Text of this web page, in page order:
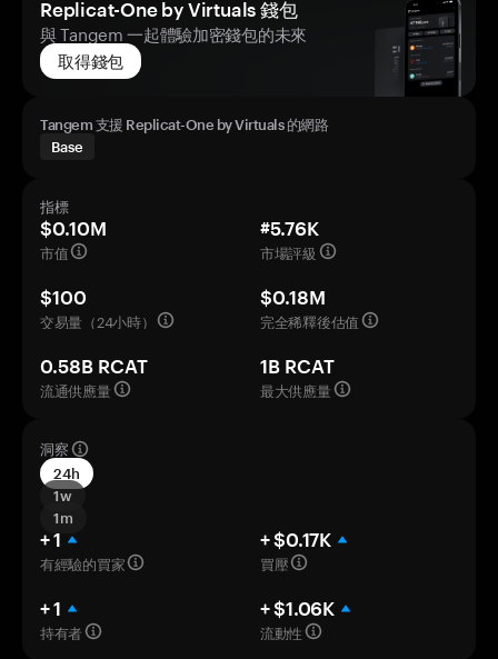
Replicat-One by Virtuals 錢包
與 Tangem 一起體驗加密錢包的未來
取得錢包
Tangem 支援 Replicat-One by Virtuals 的網路
Base
指標
$0.10M
市值
#5.76K
市場評級
$100
交易量（24小時）
$0.18M
完全稀釋後估值
0.58B RCAT
流通供應量
1B RCAT
最大供應量
洞察
24h
1w
1m
+ 1
有經驗的買家
+ $0.17K
買壓
+ 1
持有者
+ $1.06K
流動性